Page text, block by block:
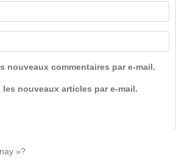
nouveaux commentaires par e-mail.
les nouveaux articles par e-mail.
»?